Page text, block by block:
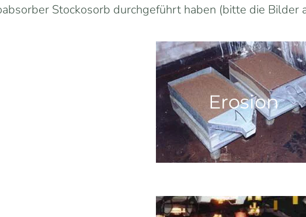
Stockosorb durchgeführt haben (bitte die Bilder
Erosion